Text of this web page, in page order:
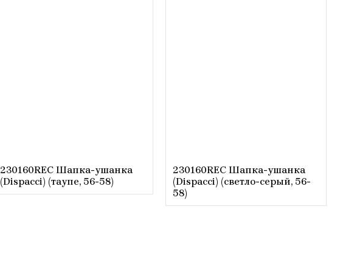
230160REC Шапка-ушанка
(Dispacci) (таупе, 56-58)
230160REC Шапка-ушанка
(Dispacci) (светло-серый, 56-
58)